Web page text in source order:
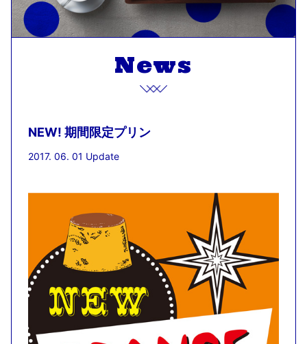
News
NEW! 期間限定プリン
2017. 06. 01 Update